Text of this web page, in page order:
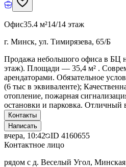
Офис35.4 м²14/14 этаж
г. Минск, ул. Тимирязева, 65/Б
Продажа небольшого офиса в БЦ
этаж). Площади — 35,4 м² .
арендаторами. Обязательное
(6 тыс в эквиваленте);
отопление, пожарная
остановки и парковка. Отличный
Контакты
Написать
вчера, 10:42 ID 4160655
Контактное лицо
рядом с д. Веселый Угол, Минская